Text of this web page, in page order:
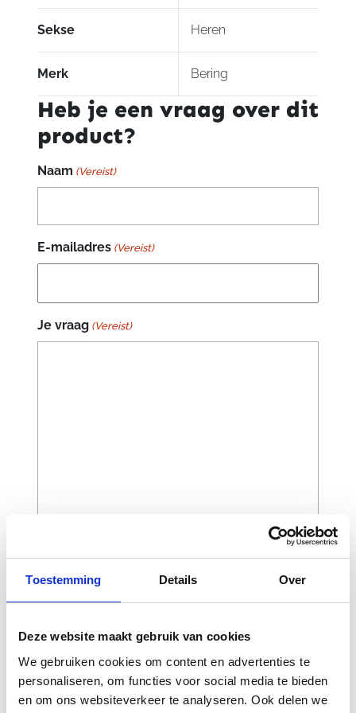
Toestemming Details Over
Deze website maakt gebruik van cookies
We gebruiken cookies om content en advertenties te
personaliseren, om functies voor social media te bieden
en om ons websiteverkeer te analyseren. Ook delen we
Sekse Heren
Merk Bering
Heb je een vraag over dit
product?
Naam (Vereist)
E-mailadres (Vereist)
Je vraag (Vereist)
CAPTCHA